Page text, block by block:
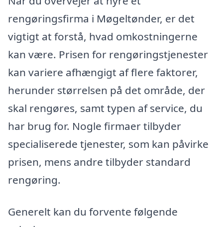
rengøringsfirma i Møgeltønder, er det
vigtigt at forstå, hvad omkostningerne
kan være. Prisen for rengøringstjenester
kan variere afhængigt af flere faktorer,
herunder størrelsen på det område, der
skal rengøres, samt typen af service, du
har brug for. Nogle firmaer tilbyder
specialiserede tjenester, som kan påvirke
prisen, mens andre tilbyder standard
rengøring.
Generelt kan du forvente følgende